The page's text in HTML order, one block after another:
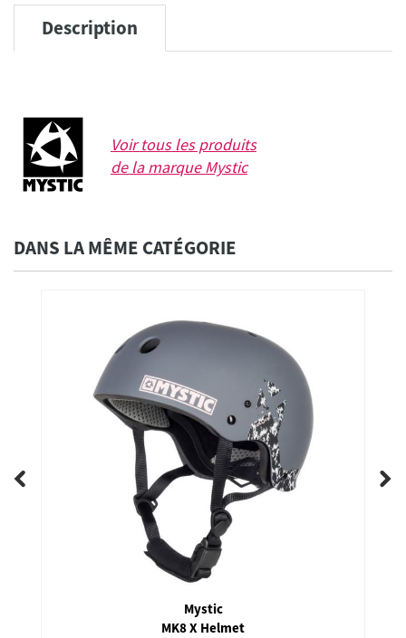
Oxblood Red
139,99 €
Oxblood Red
Oxblood Red
XXL
Description
Voir tous les produits
de la marqueMystic
DANS LA MÊME CATÉGORIE
Mystic
MK8 X Helmet